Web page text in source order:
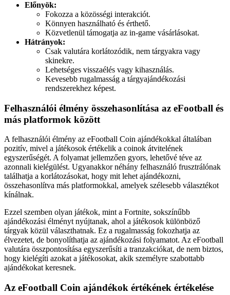
Előnyök:
Fokozza a közösségi interakciót.
Könnyen használható és érthető.
Közvetlenül támogatja az in-game vásárlásokat.
Hátrányok:
Csak valutára korlátozódik, nem tárgyakra vagy
skinekre.
Lehetséges visszaélés vagy kihasználás.
Kevesebb rugalmasság a tárgyajándékozási
rendszerekhez képest.
Felhasználói élmény összehasonlítása az eFootball és
más platformok között
A felhasználói élmény az eFootball Coin ajándékokkal általában
pozitív, mivel a játékosok értékelik a coinok átvitelének
egyszerűségét. A folyamat jellemzően gyors, lehetővé téve az
azonnali kielégülést. Ugyanakkor néhány felhasználó frusztrálónak
találhatja a korlátozásokat, hogy mit lehet ajándékozni,
összehasonlítva más platformokkal, amelyek szélesebb választékot
kínálnak.
Ezzel szemben olyan játékok, mint a Fortnite, sokszínűbb
ajándékozási élményt nyújtanak, ahol a játékosok különböző
tárgyak közül választhatnak. Ez a rugalmasság fokozhatja az
élvezetet, de bonyolíthatja az ajándékozási folyamatot. Az eFootball
valutára összpontosítása egyszerűsíti a tranzakciókat, de nem biztos,
hogy kielégíti azokat a játékosokat, akik személyre szabottabb
ajándékokat keresnek.
Az eFootball Coin ajándékok értékének értékelése